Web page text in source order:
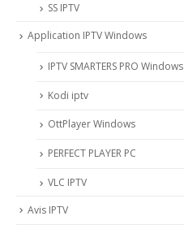
SS IPTV
Application IPTV Windows
IPTV SMARTERS PRO Windows
Kodi iptv
OttPlayer Windows
PERFECT PLAYER PC
VLC IPTV
Avis IPTV